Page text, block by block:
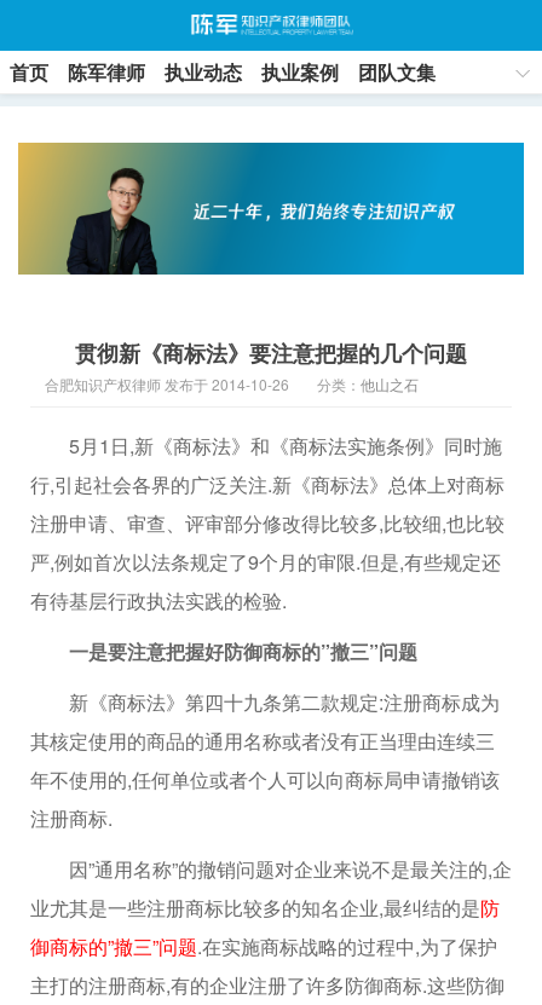
首页 陈军律师 执业动态 执业案例
团队文集
贯彻新《商标法》要注意把握的几个问题
合肥知识产权律师 发布于 2014-10-26 分类： 他山之石
5月1日,新《商标法》和《商标法实施条例》同时施
行,引起社会各界的广泛关注.新《商标法》总体上对商标
注册申请、审查、评审部分修改得比较多,比较细,也比较
严,例如首次以法条规定了9个月的审限.但是,有些规定还
有待基层行政执法实践的检验.
一是要注意把握好防御商标的”撤三”问题
新《商标法》第四十九条第二款规定:注册商标成为
其核定使用的商品的通用名称或者没有正当理由连续三
年不使用的,任何单位或者个人可以向商标局申请撤销该
注册商标.
因”通用名称”的撤销问题对企业来说不是最关注的,企
业尤其是一些注册商标比较多的知名企业,最纠结的是防
御商标的”撤三”问题.在实施商标战略的过程中,为了保护
主打的注册商标,有的企业注册了许多防御商标.这些防御